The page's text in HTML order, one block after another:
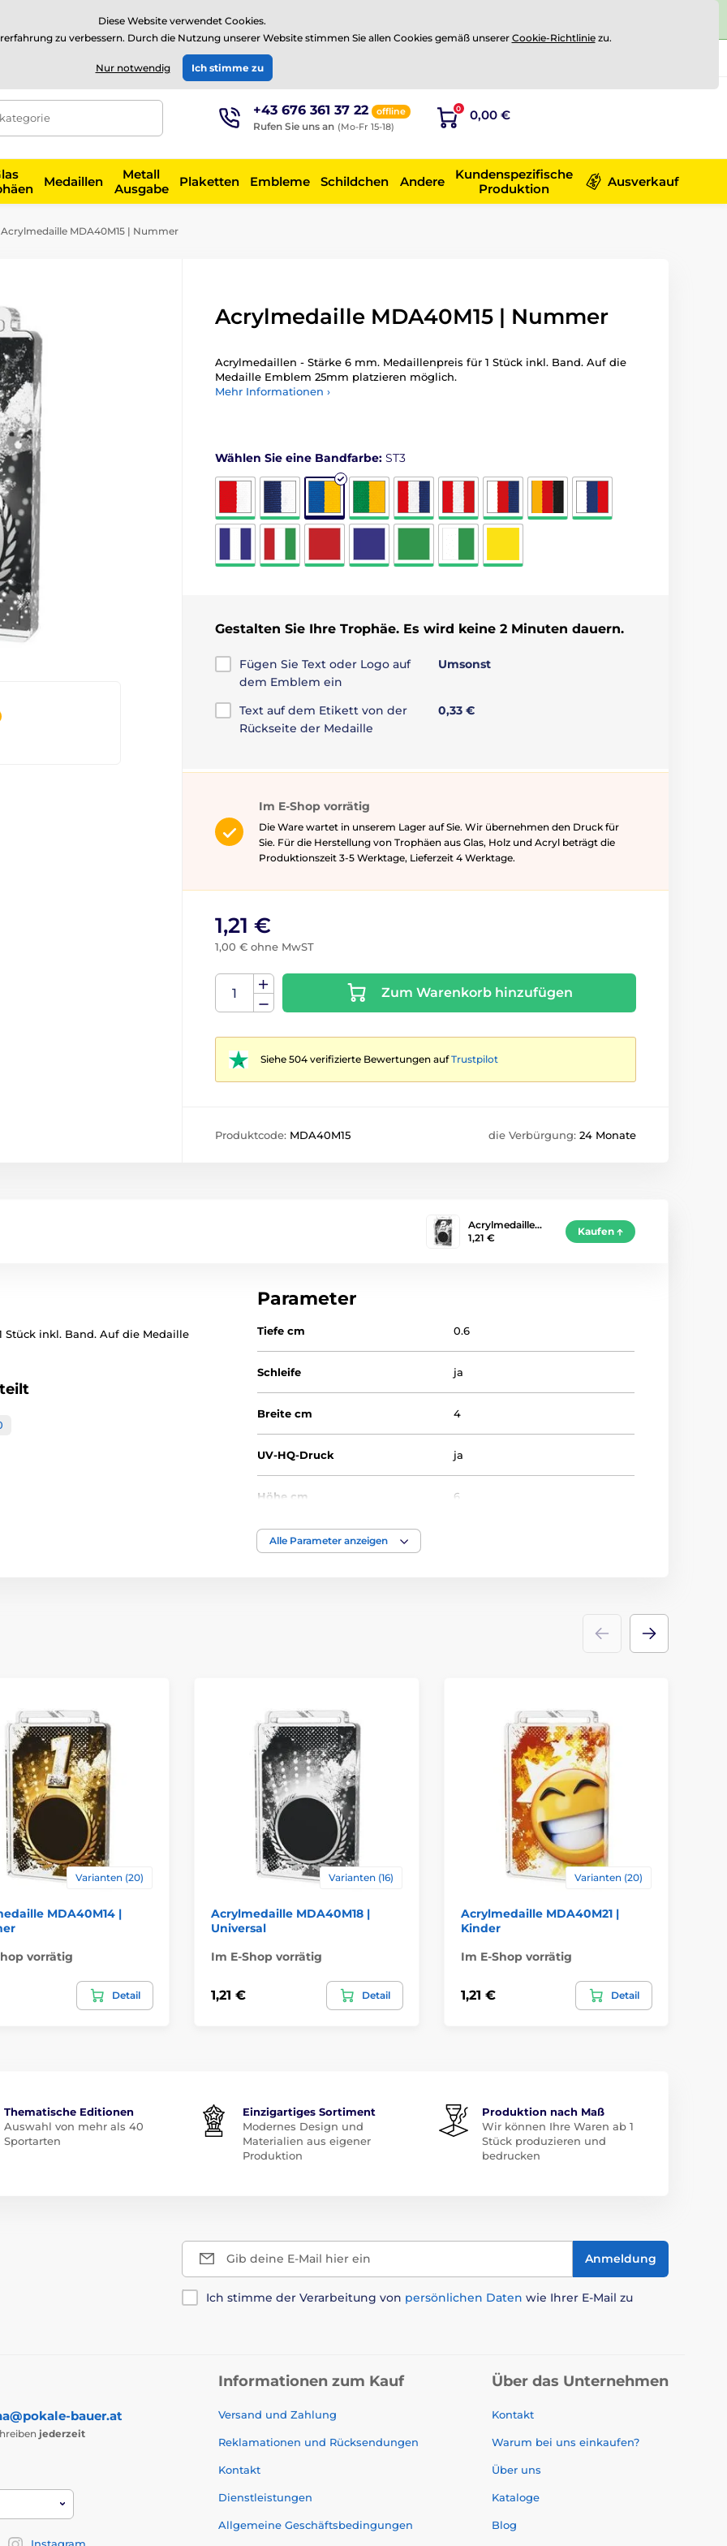
⭐Siehe 504 verifizierte Bewertungen aufTrustpilot
EUR
+43 676 361 37 22 offline
Rufen Sie uns an (Mo-Fr 15-18)
0 0,00 €
Medaillen
Metall
Ausgabe
Plaketten Embleme Schildchen Andere
Kundenspezifische
Produktion
Ausverkauf
Acrylmedaille MDA40M15 | Nummer
Acrylmedaille MDA40M15 | Nummer
Acrylmedaillen - Stärke 6 mm. Medaillenpreis für 1 Stück inkl. Band. Auf die
Medaille Emblem 25mm platzieren möglich.
Mehr Informationen ›
Wählen Sie eine Bandfarbe: ST3
Gestalten Sie Ihre Trophäe. Es wird keine 2 Minuten dauern.
Fügen Sie Text oder Logo auf
dem Emblem ein
Umsonst
Text auf dem Etikett von der
Rückseite der Medaille
0,33 €
Im E-Shop vorrätig
Die Ware wartet in unserem Lager auf Sie. Wir übernehmen den Druck für
Sie. Für die Herstellung von Trophäen aus Glas, Holz und Acryl beträgt die
Produktionszeit 3-5 ​​Werktage, Lieferzeit 4 Werktage.
1,21 €
1,00 € ohne MwST
Zum Warenkorb hinzufügen
Siehe 504 verifizierte Bewertungen aufTrustpilot
Produktcode: MDA40M15 die Verbürgung: 24 Monate
Acrylmedaille…
1,21 €
Kaufen
Stück inkl. Band. Auf die Medaille
Parameter
Tiefe cm 0.6
Schleife ja
Breite cm 4
UV-HQ-Druck ja
Höhe cm 6
Thema
Alle Parameter anzeigen
Varianten (20)
MDA40M14 |
vorrätig
Detail
Varianten (16)
Acrylmedaille MDA40M18 |
Universal
Im E-Shop vorrätig
1,21 € Detail
Varianten (20)
Acrylmedaille MDA40M21 |
Kinder
Im E-Shop vorrätig
1,21 € Detail
Thematische Editionen
Auswahl von mehr als 40
Sportarten
Einzigartiges Sortiment
Modernes Design und
Materialien aus eigener
Produktion
Produktion nach Maß
Wir können Ihre Waren ab 1
Stück produzieren und
bedrucken
Gib deine E-Mail hier ein Anmeldung
Ich stimme der Verarbeitung von persönlichen Daten wie Ihrer E-Mail zu
bauer.at
jederzeit
Informationen zum Kauf
Versand und Zahlung
Reklamationen und Rücksendungen
Kontakt
Dienstleistungen
Allgemeine Geschäftsbedingungen
Über das Unternehmen
Kontakt
Warum bei uns einkaufen?
Über uns
Kataloge
Blog
Diese Website verwendet Cookies.
zu verbessern. Durch die Nutzung unserer Website stimmen Sie allen Cookies gemäß unserer Cookie-Richtliniezu.
Nur notwendig Ich stimme zu